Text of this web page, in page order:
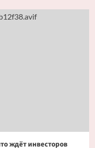
ждёт инвесторов